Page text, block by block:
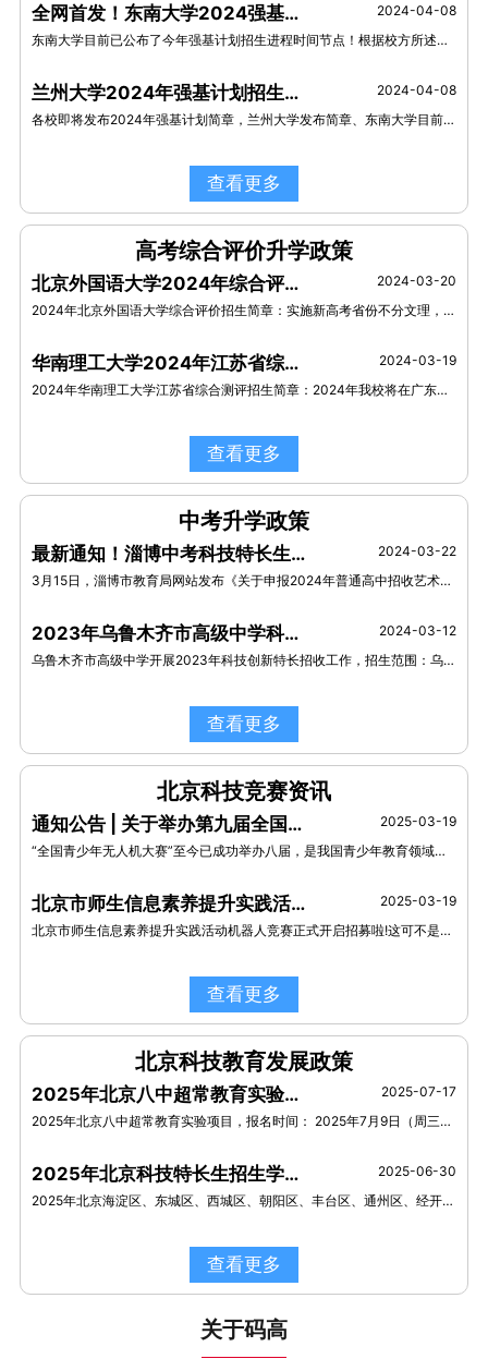
全网首发！东南大学2024强基计划时间进程公布！
2024-04-08
东南大学目前已公布了今年强基计划招生进程时间节点！根据校方所述，4月12日开始报名，6月15-18日进行校考确认，6月26日公布入围名单，7月1日和2日进行校考，7月5日完成录取。
兰州大学2024年强基计划招生简章发布：获信息学奥赛全国决赛二等奖及以上奖项的学生可报名！
2024-04-08
各校即将发布2024年强基计划简章，兰州大学发布简章、东南大学目前已公布了今年强基计划招生进程时间节点！
查看更多
高考综合评价升学政策
北京外国语大学2024年综合评价招生简章
2024-03-20
2024年北京外国语大学综合评价招生简章：实施新高考省份不分文理，具体选考科目以所在省市考试院发布的招生计划为准。
华南理工大学2024年江苏省综合测评招生简章
2024-03-19
2024年华南理工大学江苏省综合测评招生简章：2024年我校将在广东、江苏、上海、浙江、山东等五省市继续实施综合评价招生。
查看更多
中考升学政策
最新通知！淄博中考科技特长生招生，开始申报！
2024-03-22
3月15日，淄博市教育局网站发布《关于申报2024年普通高中招收艺术体育科技特长生计划的通知》（以下简称《通知》）
2023年乌鲁木齐市高级中学科技创新特长生招生政策
2024-03-12
乌鲁木齐市高级中学开展2023年科技创新特长招收工作，招生范围：乌鲁木齐地区。招生类别：机器人、航模、创客。
查看更多
北京科技竞赛资讯
通知公告 | 关于举办第九届全国青少年无人机大赛北京市赛的通知（第一轮）
2025-03-19
“全国青少年无人机大赛”至今已成功举办八届，是我国青少年教育领域具备权威性、专业性及影响力的无人机赛事，也是教育部公布的2022—2025学年面向中小学生、中专和职高的全国性竞赛活动之一。
北京市师生信息素养提升实践活动机器人竞赛正式开启招募啦！
2025-03-19
北京市师生信息素养提升实践活动机器人竞赛正式开启招募啦!这可不是一般的比赛哦，它是由市教委直接主办的教育系统赛事，含金量满满!
查看更多
北京科技教育发展政策
2025年北京八中超常教育实验项目招生简章
2025-07-17
2025年北京八中超常教育实验项目，报名时间： 2025年7月9日（周三）上午8:00至2025年7月11日（周五）下午17:00
2025年北京科技特长生招生学校有哪些？
2025-06-30
2025年北京海淀区、东城区、西城区、朝阳区、丰台区、通州区、经开区、顺义区、昌平区、石景山区、大兴区、房山区、怀柔区等，13区共82所学校发布科技特长生招生简章！
查看更多
关于码高